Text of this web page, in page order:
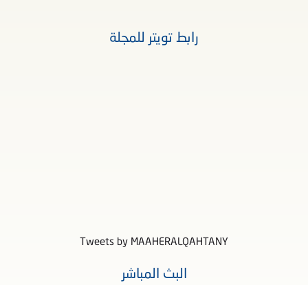
رابط تويتر للمجلة
Tweets by MAAHERALQAHTANY
البث المباشر